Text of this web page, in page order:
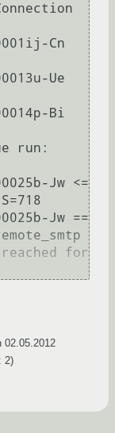
Cn
Ue
Bi
run:
Jw <=
Jw ==
for
02.05.2012
2)